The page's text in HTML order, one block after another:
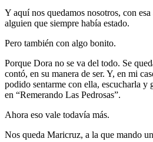
Y aquí nos quedamos nosotros, con
alguien que siempre había estado.
Pero también con algo bonito.
Porque Dora no se va del todo. Se
contó, en su manera de ser. Y, en mi
podido sentarme con ella, escucharla y
en “Remerando Las Pedrosas”.
Ahora eso vale todavía más.
Nos queda Maricruz, a la que mando